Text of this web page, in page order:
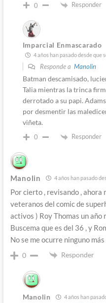
0 Responder
Imparcial Enmascarado
4 años han pasado desde que
Responde a Manolin
Batman descamisado,
Talia mientras la trinca
derrotado a su papi.
por desmentir las
viñeta.
0 Responder
Manolin 4 años han pasado
Por cierto , revisando , ahora
veteranos del comic de
activos ) Roy Thomas un año
Buscema que es del 36 , y
No se me ocurre ninguno más
0 Responder
Manolin 4 años han